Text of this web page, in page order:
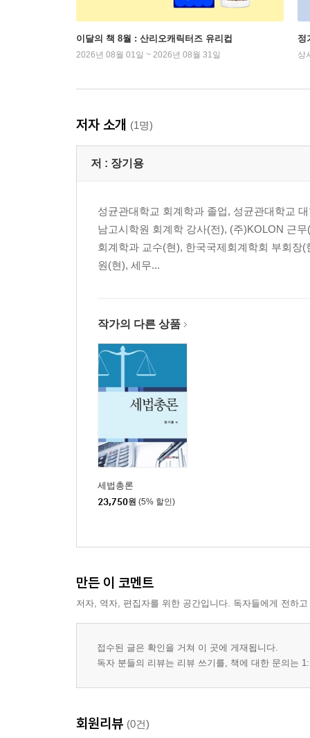
이달의 책 8월 : 산리오캐릭터즈 유리컵
2026년 08월 01일 ~ 2026년 08월 31일
정
상
저자 소개 (1명)
저 : 장기용
성균관대학교 회계학과 졸업, 성균관대학교
남고시학원 회계학 강사(전), (주)KOLON 근
회계학과 교수(현), 한국국제회계학회 부회장
원(현), 세무...
작가의 다른 상품
세법총론
23,750원 (5% 할인)
만든 이 코멘트
저자, 역자, 편집자를 위한 공간입니다. 독자들에게 전하
접수된 글은 확인을 거쳐 이 곳에 게재됩니다.
독자 분들의 리뷰는 리뷰 쓰기를, 책에 대한 문의는
회원리뷰 (0건)